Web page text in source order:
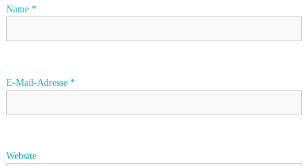
n
Name *
E-Mail-Adresse *
Website